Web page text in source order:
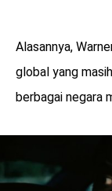
Alasannya,
global yang
berbagai negara